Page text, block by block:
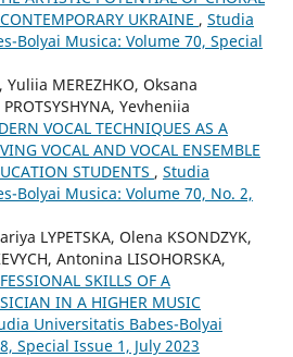
UKRAINE , Studia
Bolyai Musica: Volume 70, Special
Yuliia MEREZHKO, Oksana
Yevheniia
VOCAL TECHNIQUES AS A
VOCAL AND VOCAL ENSEMBLE
STUDENTS , Studia
Bolyai Musica: Volume 70, No. 2,
LYPETSKA, Olena KSONDZYK,
Antonina LISOHORSKA,
SKILLS OF A
IN A HIGHER MUSIC
Universitatis Babes-Bolyai
Special Issue 1, July 2023